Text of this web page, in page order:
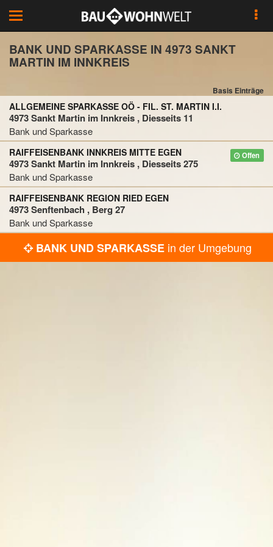
Toggle
navigation
BANK UND SPARKASSE IN 4973 SANKT
MARTIN IM INNKREIS
Basis Einträge
ALLGEMEINE SPARKASSE OÖ - FIL. ST. MARTIN I.I.
4973 Sankt Martin im Innkreis , Diesseits 11
Bank und Sparkasse
Offen
RAIFFEISENBANK INNKREIS MITTE EGEN
4973 Sankt Martin im Innkreis , Diesseits 275
Bank und Sparkasse
RAIFFEISENBANK REGION RIED EGEN
4973 Senftenbach , Berg 27
Bank und Sparkasse
BANK UND SPARKASSE in der Umgebung